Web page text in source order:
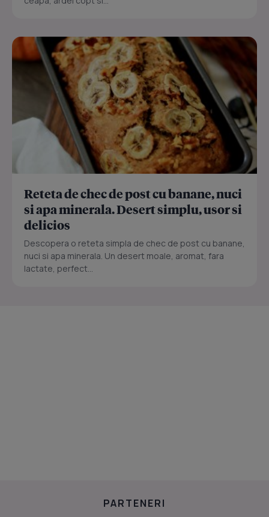
Reteta de chec de post cu banane, nuci
si apa minerala. Desert simplu, usor si
delicios
Descopera o reteta simpla de chec de post cu banane,
nuci si apa minerala. Un desert moale, aromat, fara
lactate, perfect...
PARTENERI